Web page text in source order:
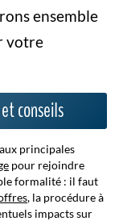
ensemble
votre
conseils
principales
pour rejoindre
formalité : il faut
, la procédure à
impacts sur